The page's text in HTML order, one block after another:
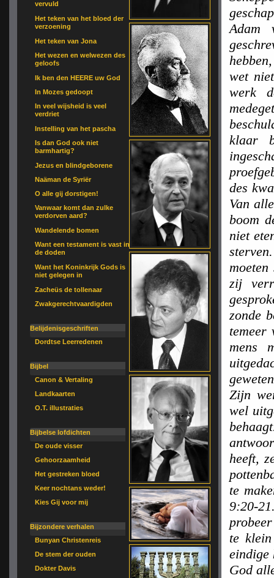
vervuld
Het teken van het bloed der
verzoening
Het teken van Jona
Het wezen en welwezen des
geloofs
Ik ben den HEERE uw God
In Mozes gedoopt
In veel wijsheid is veel
verdriet
Instelling van het pascha
Is dan God ook niet
barmhartig?
Jezus en blindgeborene
Naäman de Syriër
O alle gij dorstigen!
Vanwaar komt dan zulke
verdorven aard?
Wandelende bomen
Want een testament is vast in
de doden
Want het Koninkrijk Gods is
niet gelegen in
Zacheüs de tollenaar
Zwakgerechtvaardigden
Belijdenisgeschriften
Dordtse Leerredenen
Bijbel
Canon & Vertaling
Landkaarten
O.T. illustraties
Bijbelse lofdichten
De oude visser
Gehoorzaamheid
Het gestreken bloed
Keer nochtans weder!
Kies Gij voor mij
Bijzondere verhalen
Bunyan Christenreis
De stem der ouden
Dokter Davis
Adam
wet
werk
klaar
des
Van
boom
niet
zij
zonde
temeer
mens
Zijn
wel
heeft,
te
9:20-
te
eindige
God